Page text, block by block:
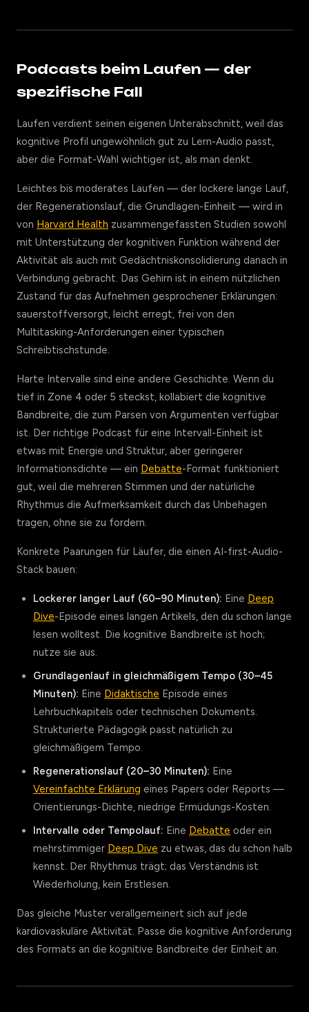
Podcasts beim Laufen — der
spezifische Fall
Laufen verdient seinen eigenen Unterabschnitt, weil das
kognitive Profil ungewöhnlich gut zu Lern-Audio passt,
aber die Format-Wahl wichtiger ist, als man denkt.
Leichtes bis moderates Laufen — der lockere lange Lauf,
der Regenerationslauf, die Grundlagen-Einheit — wird in
von Harvard Health zusammengefassten Studien sowohl
mit Unterstützung der kognitiven Funktion während der
Aktivität als auch mit Gedächtniskonsolidierung danach in
Verbindung gebracht. Das Gehirn ist in einem nützlichen
Zustand für das Aufnehmen gesprochener Erklärungen:
sauerstoffversorgt, leicht erregt, frei von den
Multitasking-Anforderungen einer typischen
Schreibtischstunde.
Harte Intervalle sind eine andere Geschichte. Wenn du
tief in Zone 4 oder 5 steckst, kollabiert die kognitive
Bandbreite, die zum Parsen von Argumenten verfügbar
ist. Der richtige Podcast für eine Intervall-Einheit ist
etwas mit Energie und Struktur, aber geringerer
Informationsdichte — ein Debatte-Format funktioniert
gut, weil die mehreren Stimmen und der natürliche
Rhythmus die Aufmerksamkeit durch das Unbehagen
tragen, ohne sie zu fordern.
Konkrete Paarungen für Läufer, die einen AI-first-Audio-
Stack bauen:
Lockerer langer Lauf (60–90 Minuten): Eine Deep
Dive-Episode eines langen Artikels, den du schon lange
lesen wolltest. Die kognitive Bandbreite ist hoch;
nutze sie aus.
Grundlagenlauf in gleichmäßigem Tempo (30–45
Minuten): Eine Didaktische Episode eines
Lehrbuchkapitels oder technischen Dokuments.
Strukturierte Pädagogik passt natürlich zu
gleichmäßigem Tempo.
Regenerationslauf (20–30 Minuten): Eine
Vereinfachte Erklärung eines Papers oder Reports —
Orientierungs-Dichte, niedrige Ermüdungs-Kosten.
Intervalle oder Tempolauf: Eine Debatte oder ein
mehrstimmiger Deep Dive zu etwas, das du schon halb
kennst. Der Rhythmus trägt; das Verständnis ist
Wiederholung, kein Erstlesen.
Das gleiche Muster verallgemeinert sich auf jede
kardiovaskuläre Aktivität. Passe die kognitive Anforderung
des Formats an die kognitive Bandbreite der Einheit an.